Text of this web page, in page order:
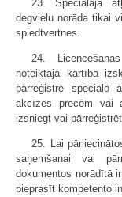
23. Speciālajā
degvielu norāda tikai
spiedtvertnes.
24.
noteiktajā kārtībā
pārreģistrē speciālo
akcīzes precēm vai
izsniegt vai
25. Lai
saņemšanai vai
dokumentos norādītā
pieprasīt kompetento